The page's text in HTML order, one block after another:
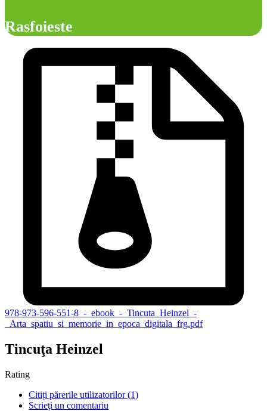
Rasfoieste
978-973-596-551-8_-_ebook_-_Tincuta_Heinzel_-
_Arta_spatiu_si_memorie_in_epoca_digitala_frg.pdf
Tincuţa Heinzel
Rating
Citiți părerile utilizatorilor (1)
Scrieţi un comentariu